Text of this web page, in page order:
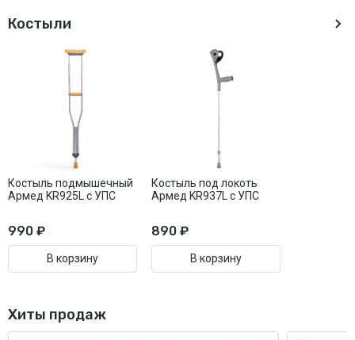
Костыли
Костыль подмышечный
Армед KR925L с УПС
990 ₽
В корзину
Костыль под локоть
Армед KR937L с УПС
890 ₽
В корзину
Хиты продаж